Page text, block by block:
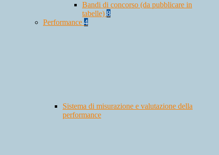
Bandi di concorso (da pubblicare in
tabelle) 8
Performance 4
Sistema di misurazione e valutazione della
performance